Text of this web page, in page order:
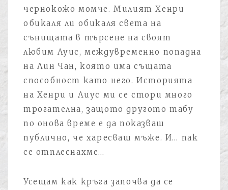
чернокожо момче. Милият Хенри
обикаля ли обикаля света на
сънищата в търсене на своят
любим Луис, междувременно попадна
на Лин Чан, която има същата
способност като него. Историята
на Хенри и Лиус ми се стори много
трогателна, защото другото табу
по онова време е да показваш
публично, че харесваш мъже. И… пак
се отплеснахме…
Усещам как кръга започва да се